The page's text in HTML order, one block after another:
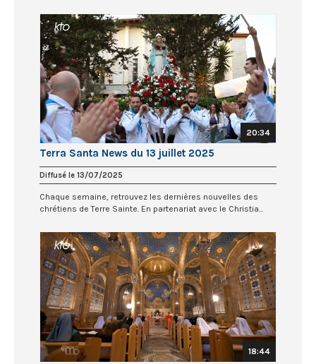
20:34
Terra Santa News du 13 juillet 2025
Diffusé le 13/07/2025
Chaque semaine, retrouvez les dernières nouvelles des
chrétiens de Terre Sainte. En partenariat avec le Christia...
18:44